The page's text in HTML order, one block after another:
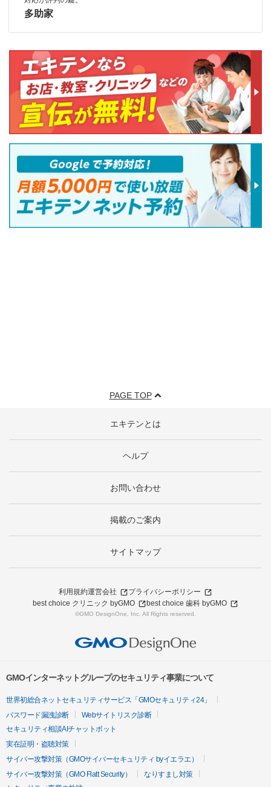
多助家
PAGE TOP
エキテンとは
ヘルプ
お問い合わせ
掲載のご案内
サイトマップ
利用規約運営会社
プライバシーポリシー
best choice クリニック byGMO
best choice 歯科 byGMO
©GMO DesignOne, Inc. All Rights reserved.
GMOインターネットグループのセキュリティ事業について
世界初総合ネットセキュリティサービス「GMOセキュリティ24」
パスワード漏洩診断
Webサイトリスク診断
セキュリティ相談AIチャットボット
実在証明・盗聴対策
サイバー攻撃対策（GMOサイバーセキュリティ byイエラエ）
サイバー攻撃対策（GMO Flatt Security）
なりすまし対策